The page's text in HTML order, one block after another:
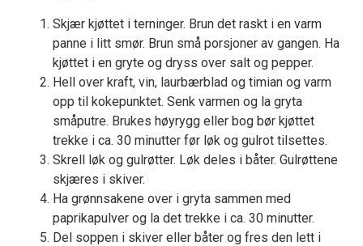
Skjær kjøttet i terninger. Brun det raskt i en varm
panne i litt smør. Brun små porsjoner av gangen. Ha
kjøttet i en gryte og dryss over salt og pepper.
Hell over kraft, vin, laurbærblad og timian og varm
opp til kokepunktet. Senk varmen og la gryta
småputre. Brukes høyrygg eller bog bør kjøttet
trekke i ca. 30 minutter før løk og gulrot tilsettes.
Skrell løk og gulrøtter. Løk deles i båter. Gulrøttene
skjæres i skiver.
Ha grønnsakene over i gryta sammen med
paprikapulver og la det trekke i ca. 30 minutter.
Del soppen i skiver eller båter og fres den lett i